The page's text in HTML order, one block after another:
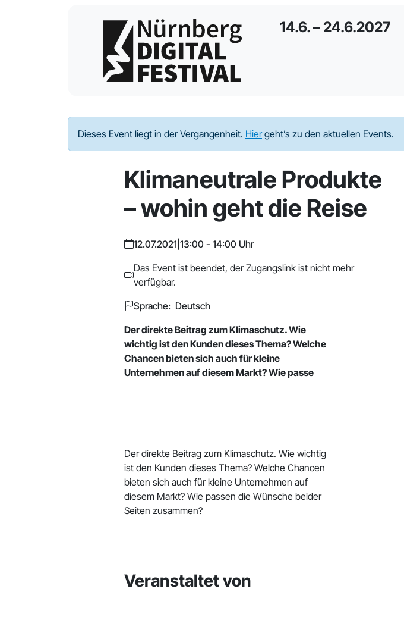
14.6. – 24.6.2027
Dieses Event liegt in der Vergangenheit. Hiergeht’s zu den aktuellen Events.
Klimaneutrale Produkte
– wohin geht die Reise
12.07.2021 13:00 - 14:00 Uhr
Das Event ist beendet, der Zugangslink ist nicht mehr
verfügbar.
Sprache: Deutsch
Der direkte Beitrag zum Klimaschutz. Wie
wichtig ist den Kunden dieses Thema? Welche
Chancen bieten sich auch für kleine
Unternehmen auf diesem Markt? Wie passe
Der direkte Beitrag zum Klimaschutz. Wie wichtig
ist den Kunden dieses Thema? Welche Chancen
bieten sich auch für kleine Unternehmen auf
diesem Markt? Wie passen die Wünsche beider
Seiten zusammen?
Veranstaltet von